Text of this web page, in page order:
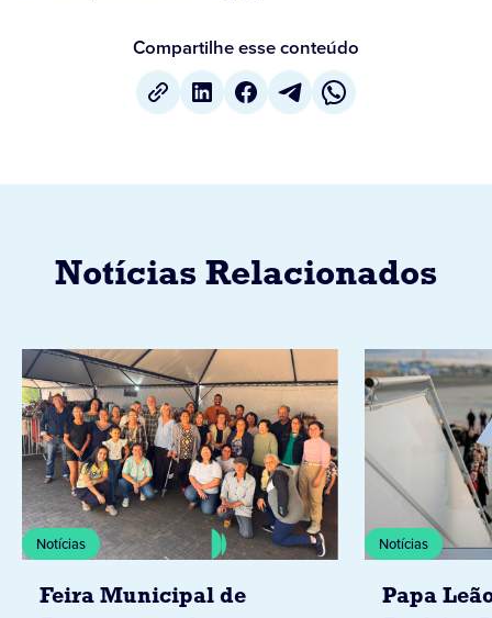
Compartilhe esse conteúdo
Notícias Relacionados
Notícias
Feira Municipal de
Notícias
Papa